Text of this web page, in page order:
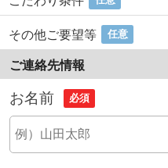
その他ご要望等 任意
ご連絡先情報
お名前 必須